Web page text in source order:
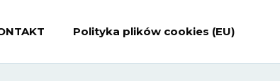
Polityka plików cookies (EU)